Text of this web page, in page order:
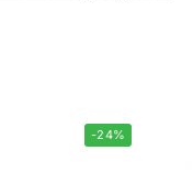
-24%